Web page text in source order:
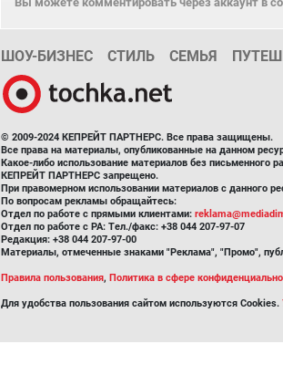
ШОУ-БИЗНЕС СТИЛЬ СЕМЬЯ
© 2009-2024 КЕПРЕЙТ ПАРТНЕРС. Все права защищены.
Все права на материалы, опубликованные на данном
Какое-либо использование материалов без письменного
КЕПРЕЙТ ПАРТНЕРС запрещено.
При правомерном использовании материалов с данного
По вопросам рекламы обращайтесь:
Отдел по работе с прямыми клиентами:
Отдел по работе с РА: Тел./факс: +38 044 207-97-07
Редакция: +38 044 207-97-00
Материалы, отмеченные знаками "Реклама", "Промо",
Правила пользования, Политика в сфере
Для удобства пользования сайтом используются Cookies.